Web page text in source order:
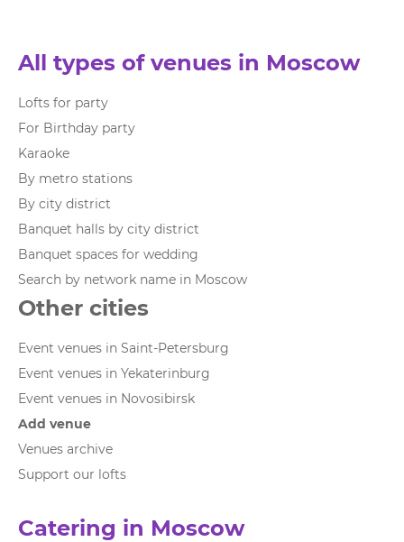
All types of venues in Moscow
Lofts for party
For Birthday party
Karaoke
By metro stations
By city district
Banquet halls by city district
Banquet spaces for wedding
Search by network name in Moscow
Other cities
Event venues in Saint-Petersburg
Event venues in Yekaterinburg
Event venues in Novosibirsk
Add venue
Venues archive
Support our lofts
Catering in Moscow